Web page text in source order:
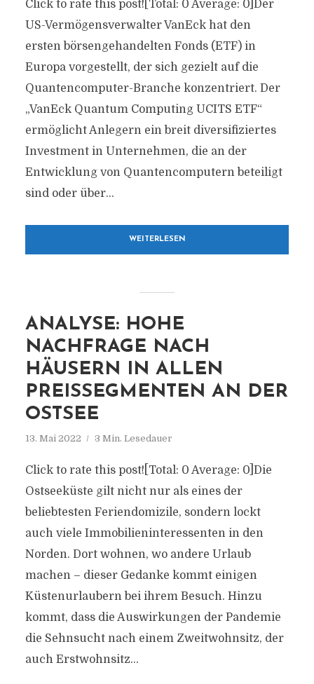
Click to rate this post![Total: 0 Average: 0]Der
US-Vermögensverwalter VanEck hat den
ersten börsengehandelten Fonds (ETF) in
Europa vorgestellt, der sich gezielt auf die
Quantencomputer-Branche konzentriert. Der
„VanEck Quantum Computing UCITS ETF“
ermöglicht Anlegern ein breit diversifiziertes
Investment in Unternehmen, die an der
Entwicklung von Quantencomputern beteiligt
sind oder über...
WEITERLESEN
ANALYSE: HOHE
NACHFRAGE NACH
HÄUSERN IN ALLEN
PREISSEGMENTEN AN DER
OSTSEE
13. Mai 2022 3 Min. Lesedauer
Click to rate this post![Total: 0 Average: 0]Die
Ostseeküste gilt nicht nur als eines der
beliebtesten Feriendomizile, sondern lockt
auch viele Immobilieninteressenten in den
Norden. Dort wohnen, wo andere Urlaub
machen – dieser Gedanke kommt einigen
Küstenurlaubern bei ihrem Besuch. Hinzu
kommt, dass die Auswirkungen der Pandemie
die Sehnsucht nach einem Zweitwohnsitz, der
auch Erstwohnsitz...